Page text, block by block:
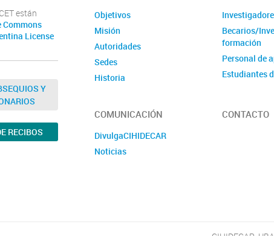
están
Commons
License
Y
RECIBOS
Objetivos
Misión
Autoridades
Sedes
Historia
Becarios/
formación
Personal de
Estudiantes
COMUNICACIÓN
DivulgaCIHIDECAR
Noticias
CONTACTO